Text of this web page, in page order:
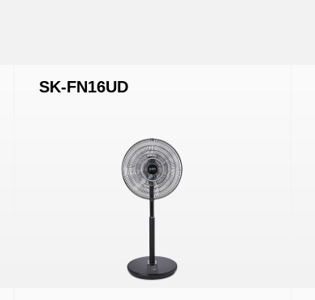
SK-FN16UD